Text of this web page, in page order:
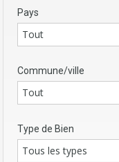
Pays
Tout
Commune/ville
Tout
Type de Bien
Tous les types